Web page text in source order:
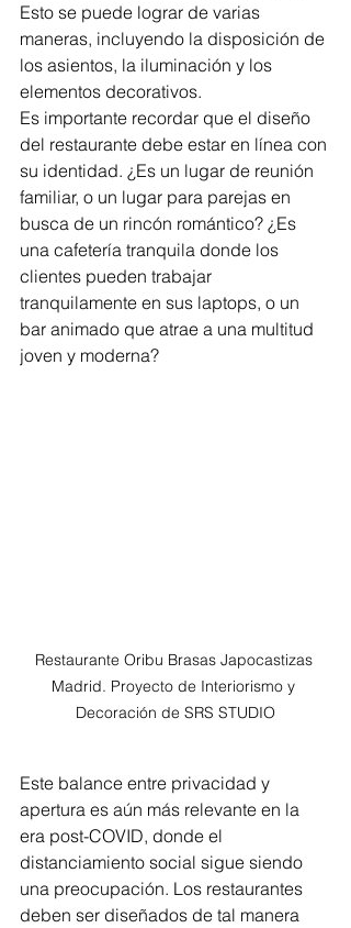
Esto se puede lograr de varias
maneras, incluyendo la disposición de
los asientos, la iluminación y los
elementos decorativos.
Es importante recordar que el diseño
del restaurante debe estar en línea con
su identidad. ¿Es un lugar de reunión
familiar, o un lugar para parejas en
busca de un rincón romántico? ¿Es
una cafetería tranquila donde los
clientes pueden trabajar
tranquilamente en sus laptops, o un
bar animado que atrae a una multitud
joven y moderna?
Restaurante Oribu Brasas Japocastizas
Madrid. Proyecto de Interiorismo y
Decoración de SRS STUDIO
Este balance entre privacidad y
apertura es aún más relevante en la
era post-COVID, donde el
distanciamiento social sigue siendo
una preocupación. Los restaurantes
deben ser diseñados de tal manera